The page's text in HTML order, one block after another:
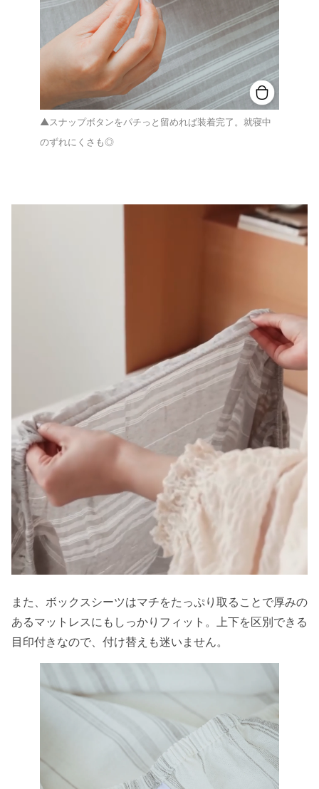
▲スナップボタンをパチっと留めれば装着完了。就寝中
のずれにくさも◎
また、ボックスシーツはマチをたっぷり取ることで厚みの
あるマットレスにもしっかりフィット。上下を区別できる
目印付きなので、付け替えも迷いません。